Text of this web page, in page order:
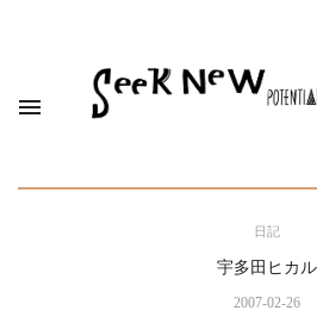
日記
宇多田ヒカル
2007-02-26